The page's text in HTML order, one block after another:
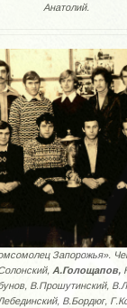
Анатолий.
Запорожья».
А.Голощапов,
В.Прошутинский,
В.Бордюг,